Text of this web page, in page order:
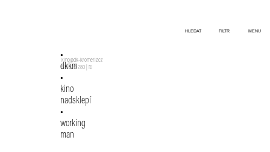
dkkm
kino
nadsklepí
working
man
kino@dk-kromeriz.cz
573 339 280 fb
HLEDAT FILTR MENU